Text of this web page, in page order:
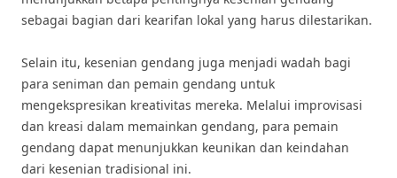
sebagai bagian dari kearifan lokal yang harus dilestarikan.
Selain itu, kesenian gendang juga menjadi wadah bagi
para seniman dan pemain gendang untuk
mengekspresikan kreativitas mereka. Melalui improvisasi
dan kreasi dalam memainkan gendang, para pemain
gendang dapat menunjukkan keunikan dan keindahan
dari kesenian tradisional ini.